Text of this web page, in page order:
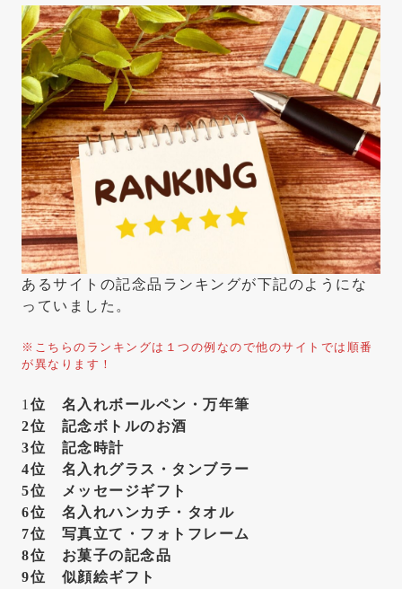
あるサイトの記念品ランキングが下記のようにな
っていました。
※こちらのランキングは１つの例なので他のサイトでは順番
が異なります！
1 位 名入れボールペン・万年筆
2位 記念ボトルのお酒
3位 記念時計
4位 名入れグラス・タンブラー
5位 メッセージギフト
6位 名入れハンカチ・タオル
7位 写真立て・フォトフレーム
8位 お菓子の記念品
9位 似顔絵ギフト